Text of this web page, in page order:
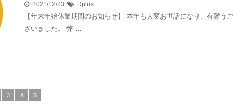
2021/12/23 Dplus
【年末年始休業期間のお知らせ】 本年も大変お世話になり、有難うご
ざいました。 弊 …
3 4 5